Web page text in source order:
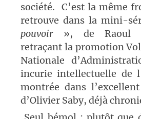
société. C’est la même
retrouve dans la mini-
pouvoir», de Raoul
retraçant la promotion
Nationale
incurie intellectuelle de
montrée dans
d’Olivier Saby, déjà